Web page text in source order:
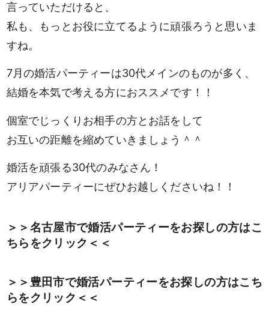
言っていただけると、
私も、もっとお役に立てるように頑張ろうと思いま
すね。
7月の婚活パーティーは30代メインのものが多く、
結婚を本気で考える方におススメです！！
個室でじっくりお相手の方とお話をして
お互いの距離を縮めていきましょう＾＾
婚活を頑張る30代のみなさん！
アリアパーティーにぜひお越しくださいね！！
＞＞名古屋市で婚活パーティーをお探しの方はこ
ちらをクリック＜＜
＞＞豊田市で婚活パーティーをお探しの方はこち
らをクリック＜＜